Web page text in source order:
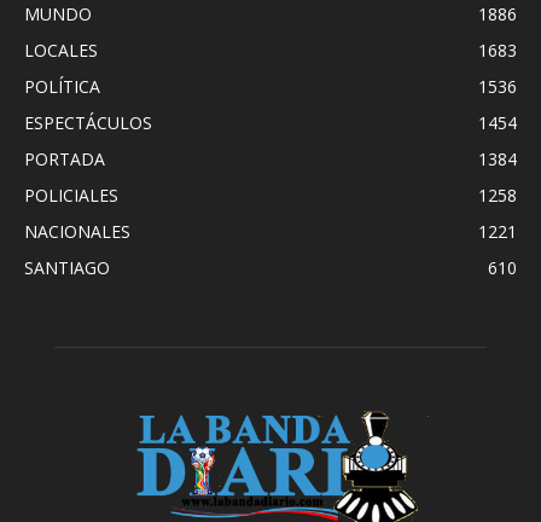
MUNDO
1886
LOCALES
1683
POLÍTICA
1536
ESPECTÁCULOS
1454
PORTADA
1384
POLICIALES
1258
NACIONALES
1221
SANTIAGO
610